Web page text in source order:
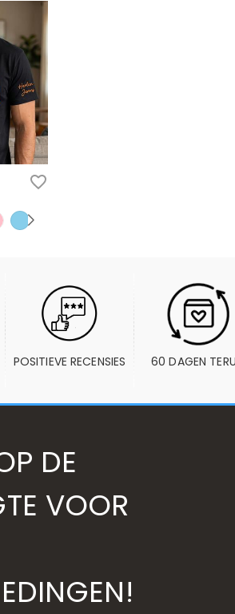
POSITIEVE RECENSIES 60 DAGEN
DE
VOOR